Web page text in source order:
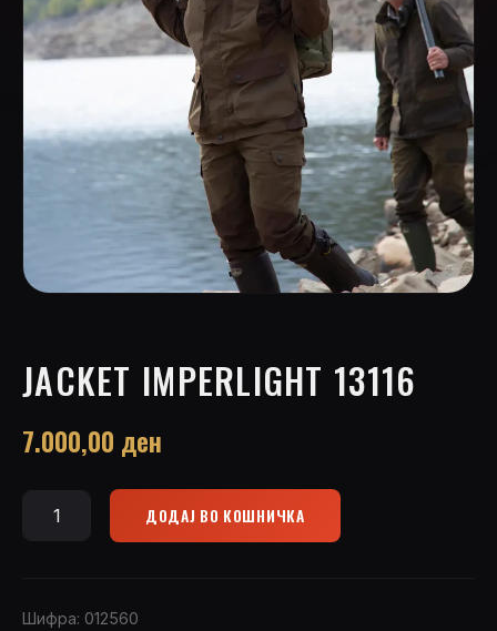
JACKET IMPERLIGHT 13116
7.000,00 ден
Jacket
quantity
ДОДАЈ ВО КОШНИЧКА
Шифра: 012560